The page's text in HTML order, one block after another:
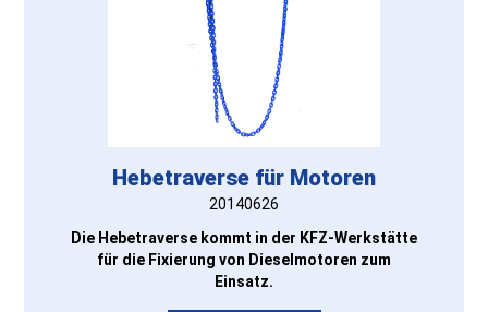
Hebetraverse für Motoren
20140626
Die Hebetraverse kommt in der KFZ-Werkstätte
für die Fixierung von Dieselmotoren zum
Einsatz.